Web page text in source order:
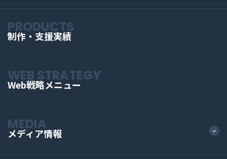
PRODUCTS
制作・支援実績
WEB STRATEGY
Web戦略メニュー
MEDIA
メディア情報